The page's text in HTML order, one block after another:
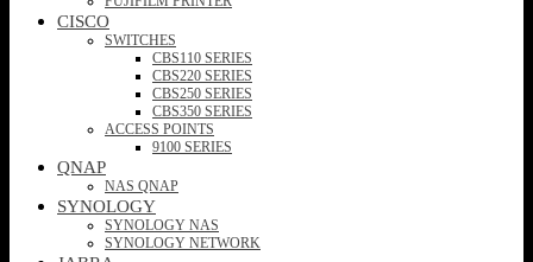
CISCO
SWITCHES
CBS110 SERIES
CBS220 SERIES
CBS250 SERIES
CBS350 SERIES
ACCESS POINTS
9100 SERIES
QNAP
NAS QNAP
SYNOLOGY
SYNOLOGY NAS
SYNOLOGY NETWORK